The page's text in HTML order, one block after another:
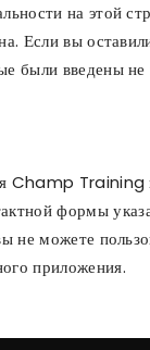
на этой
Если вы
были введены
Champ
формы
не можете
приложения.